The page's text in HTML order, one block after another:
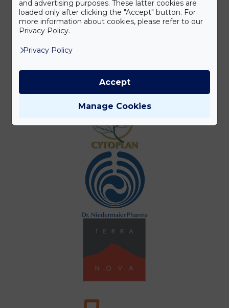
and advertising purposes. These latter cookies are
loaded only after clicking the "Accept" button. For
more information about cookies, please refer to our
Privacy Policy.
Privacy Policy
Manage Cookies
Accept